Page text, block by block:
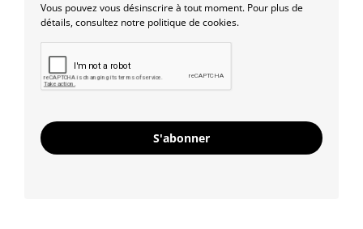
Vous pouvez vous désinscrire à tout moment. Pour plus de
détails, consultez notre politique de cookies.
S'abonner